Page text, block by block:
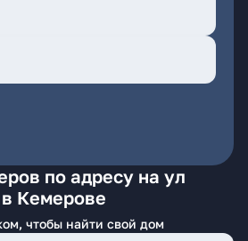
по адресу на ул
Кемерове
чтобы найти свой дом